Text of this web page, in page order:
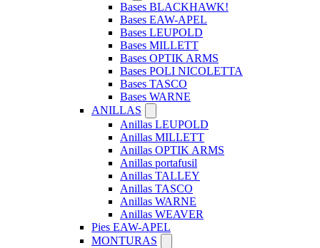
Bases BLACKHAWK!
Bases EAW-APEL
Bases LEUPOLD
Bases MILLETT
Bases OPTIK ARMS
Bases POLI NICOLETTA
Bases TASCO
Bases WARNE
ANILLAS
Anillas LEUPOLD
Anillas MILLETT
Anillas OPTIK ARMS
Anillas portafusil
Anillas TALLEY
Anillas TASCO
Anillas WARNE
Anillas WEAVER
Pies EAW-APEL
MONTURAS